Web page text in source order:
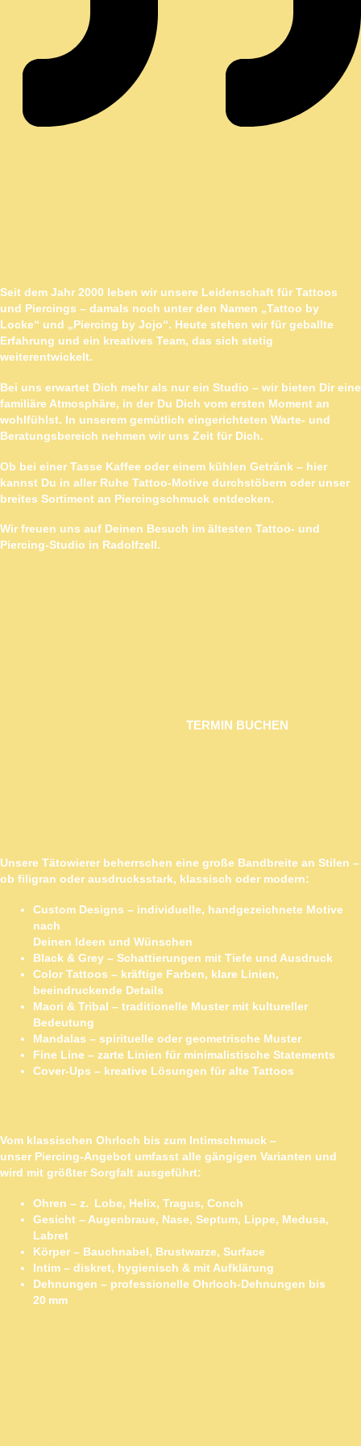
Seit dem Jahr 2000 leben wir unsere Leidenschaft für Tattoos
und Piercings – damals noch unter den Namen „Tattoo by
Locke“ und „Piercing by Jojo“. Heute stehen wir für geballte
Erfahrung und ein kreatives Team, das sich stetig
weiterentwickelt.
Bei uns erwartet Dich mehr als nur ein Studio – wir bieten Dir eine
familiäre Atmosphäre, in der Du Dich vom ersten Moment an
wohlfühlst. In unserem gemütlich eingerichteten Warte- und
Beratungsbereich nehmen wir uns Zeit für Dich.
Ob bei einer Tasse Kaffee oder einem kühlen Getränk – hier
kannst Du in aller Ruhe Tattoo-Motive durchstöbern oder unser
breites Sortiment an Piercingschmuck entdecken.
Wir freuen uns auf Deinen Besuch im ältesten Tattoo- und
Piercing-Studio in Radolfzell.
TERMIN BUCHEN
Unsere Tätowierer beherrschen eine große Bandbreite an Stilen –
ob filigran oder ausdrucksstark, klassisch oder modern:
Custom Designs – individuelle, handgezeichnete Motive
nach
Deinen Ideen und Wünschen
Black & Grey – Schattierungen mit Tiefe und Ausdruck
Color Tattoos – kräftige Farben, klare Linien,
beeindruckende Details
Maori & Tribal – traditionelle Muster mit kultureller
Bedeutung
Mandalas – spirituelle oder geometrische Muster
Fine Line – zarte Linien für minimalistische Statements
Cover-Ups – kreative Lösungen für alte Tattoos
Vom klassischen Ohrloch bis zum Intimschmuck –
unser Piercing-Angebot umfasst alle gängigen Varianten und
wird mit größter Sorgfalt ausgeführt:
Ohren – z. Lobe, Helix, Tragus, Conch
Gesicht – Augenbraue, Nase, Septum, Lippe, Medusa,
Labret
Körper– Bauchnabel, Brustwarze, Surface
Intim – diskret, hygienisch & mit Aufklärung
Dehnungen – professionelle Ohrloch-Dehnungen bis
20 mm